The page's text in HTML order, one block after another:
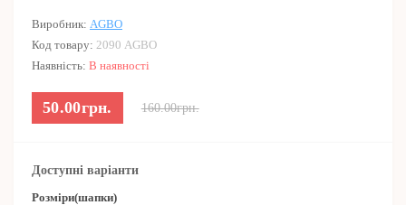
Виробник: AGBO
Код товару: 2090 AGBO
Наявність: В наявності
50.00грн. 160.00грн.
Доступні варіанти
Розміри(шапки)